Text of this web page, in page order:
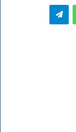
واتساب تيلقرام